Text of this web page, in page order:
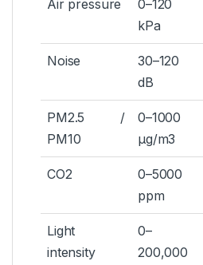
Air pressure
0–120
kPa
Noise
30–120
dB
PM2.5 /
PM10
0–1000
μg/m3
CO2
0–5000
ppm
Light
intensity
0–
200,000